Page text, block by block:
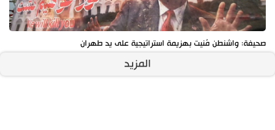
صحيفة: واشنطن مُنيت بهزيمة استراتيجية على يد طهران
المزيد